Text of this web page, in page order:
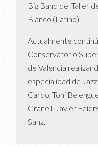
Big Band del Taller
Blanco (Latino).
Actualmente
Conservatorio
de Valencia
especialidad de
Cardo, Toni
Granell, Javier
Sanz.